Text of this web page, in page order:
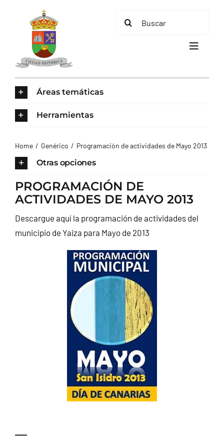
contenido
Buscar:
Toggle
TURISMO
CONTACTO
Áreas temáticas
Herramientas
Home Genérico Programación de actividades de Mayo 2013
Otras opciones
PROGRAMACIÓN DE
ACTIVIDADES DE MAYO 2013
Descargue aquí la programación de actividades del
municipio de Yaiza para Mayo de 2013
—